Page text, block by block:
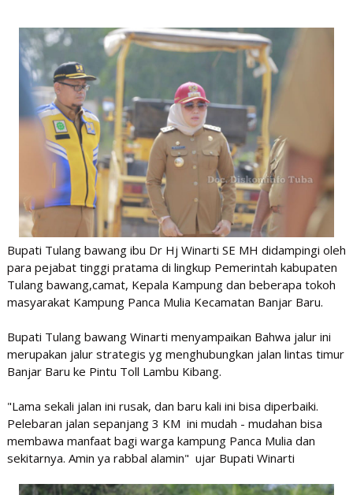
Bupati Tulang bawang ibu Dr Hj Winarti SE MH didampingi oleh
para pejabat tinggi pratama di lingkup Pemerintah kabupaten
Tulang bawang,camat, Kepala Kampung dan beberapa tokoh
masyarakat Kampung Panca Mulia Kecamatan Banjar Baru.
Bupati Tulang bawang Winarti menyampaikan Bahwa jalur ini
merupakan jalur strategis yg menghubungkan jalan lintas timur
Banjar Baru ke Pintu Toll Lambu Kibang.
"Lama sekali jalan ini rusak, dan baru kali ini bisa diperbaiki.
Pelebaran jalan sepanjang 3 KM ini mudah - mudahan bisa
membawa manfaat bagi warga kampung Panca Mulia dan
sekitarnya. Amin ya rabbal alamin" ujar Bupati Winarti